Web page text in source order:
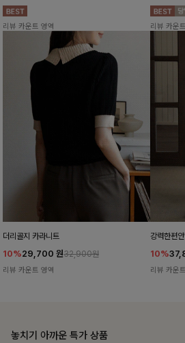
리뷰 카운트 영역 리뷰 카운
더리골지 카라니트
10%29,700 원32,900원
리뷰 카운트 영역
강력한편
10%
리뷰 카운
놓치기 아까운 특가 상품